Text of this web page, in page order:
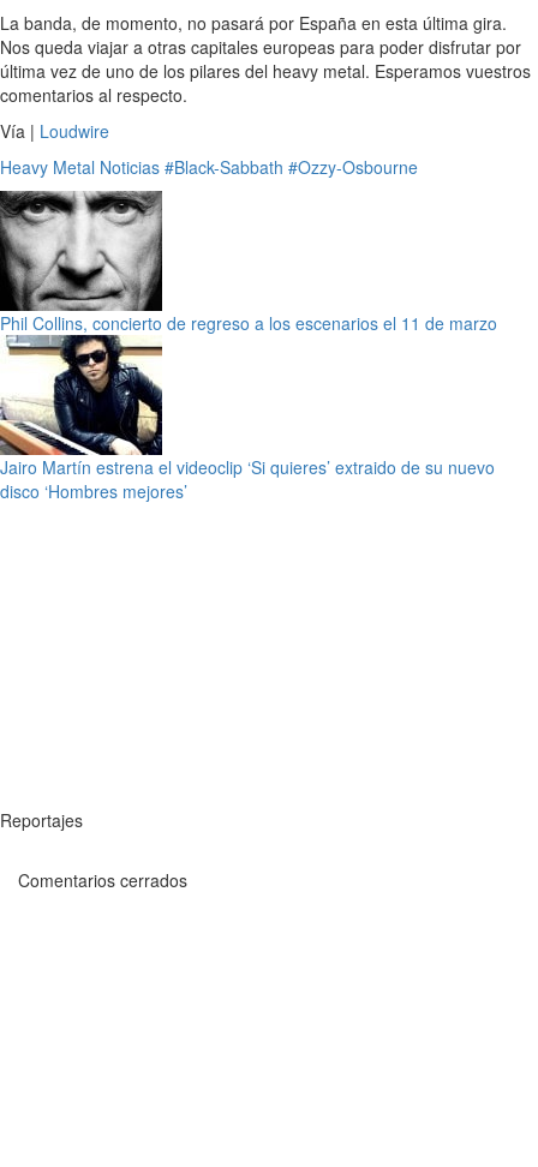
La banda, de momento, no pasará por España en esta última gira.
Nos queda viajar a otras capitales europeas para poder disfrutar por
última vez de uno de los pilares del heavy metal. Esperamos vuestros
comentarios al respecto.
Vía | Loudwire
Heavy Metal Noticias #Black-Sabbath #Ozzy-Osbourne
Phil Collins, concierto de regreso a los escenarios el 11 de marzo
Jairo Martín estrena el videoclip ‘Si quieres’ extraido de su nuevo
disco ‘Hombres mejores’
Reportajes
Comentarios cerrados